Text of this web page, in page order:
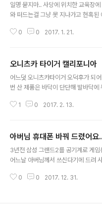
일명 묻지마.. 사당에 위치한 교육장
와 떠드는걸 그냥 못 지나가고 현혹된
써 보라고 해서 오일교환시 첨가해서
으니 좋다고 말은 못 하겠죠,,,그러나
많이 좋아진건 사실... 아직도 동네 약
물건사고.. 서커스 공연 보면서 물건사
일 한번 더 갈겠습니다. 좋아진게 없네
0 0 2017. 1. 21.
오니츠카 타이거 캘리포니아
어느덧 오니츠카타이거 오덕후가 되
번 산 제품은 바닥이 단단해 발바닥에
짝 여름티가 나는데... 주변부 천부분
1 0 2017. 2. 13.
아버님 휴대폰 바꿔 드렸어
3년전 삼성 그랜드2를 공기계로 게임
어느날 아버님께서 쓰신다기에 드려
수 없어 새롭게 선물해 드리기로 했습
0 0 2017. 12. 31.